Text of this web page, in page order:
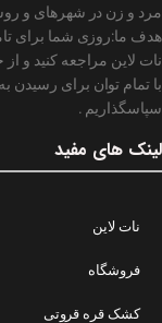
مرد و زن در شهرهای و
هدف ما:روزی شما برای
نات لاین مراجعه کنید و
با تمام توان برای رسیدن
سپاسگذاریم .
لینک های مفید
نات لاین
فروشگاه
کشک قره قروتی